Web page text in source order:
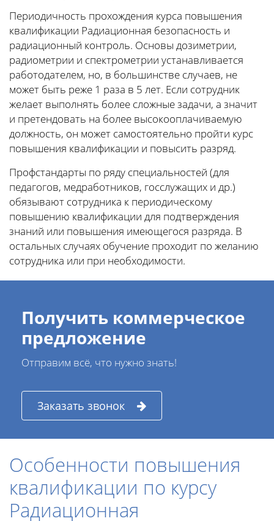
Периодичность прохождения курса повышения
квалификации Радиационная безопасность и
радиационный контроль. Основы дозиметрии,
радиометрии и спектрометрии устанавливается
работодателем, но, в большинстве случаев, не
может быть реже 1 раза в 5 лет. Если сотрудник
желает выполнять более сложные задачи, а значит
и претендовать на более высокооплачиваемую
должность, он может самостоятельно пройти курс
повышения квалификации и повысить разряд.
Профстандарты по ряду специальностей (для
педагогов, медработников, госслужащих и др.)
обязывают сотрудника к периодическому
повышению квалификации для подтверждения
знаний или повышения имеющегося разряда. В
остальных случаях обучение проходит по желанию
сотрудника или при необходимости.
Получить коммерческое
предложение
Отправим всё, что нужно знать!
Заказать звонок
Особенности повышения
квалификации по курсу
Радиационная